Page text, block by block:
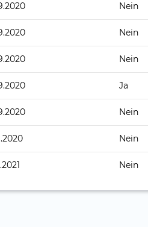
Nein
Nein
Nein
Ja
Nein
Nein
Nein